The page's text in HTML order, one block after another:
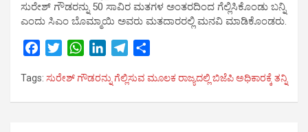
ಸುರೇಶ್ ಗೌಡರನ್ನು 50 ಸಾವಿರ ಮತಗಳ ಅಂತರದಿಂದ ಗೆಲ್ಲಿಸಿಕೊಂಡು ಬನ್ನಿ
ಎಂದು ಸಿಎಂ ಬೊಮ್ಮಾಯಿ ಅವರು ಮತದಾರರಲ್ಲಿ‌ ಮನವಿ ಮಾಡಿಕೊಂಡರು.
c
i
W
a
n
l
a
Tags: ಸುರೇಶ್ ಗೌಡರನ್ನು ಗೆಲ್ಲಿಸುವ ಮೂಲಕ ರಾಜ್ಯದಲ್ಲಿ ಬಿಜೆಪಿ ಅಧಿಕಾರಕ್ಕೆ ತನ್ನಿ